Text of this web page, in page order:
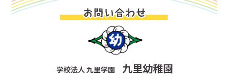
学校法人 九里学園 九里幼稚園